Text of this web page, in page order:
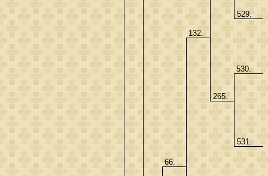
66.
132.
529.
265.
530.
531.